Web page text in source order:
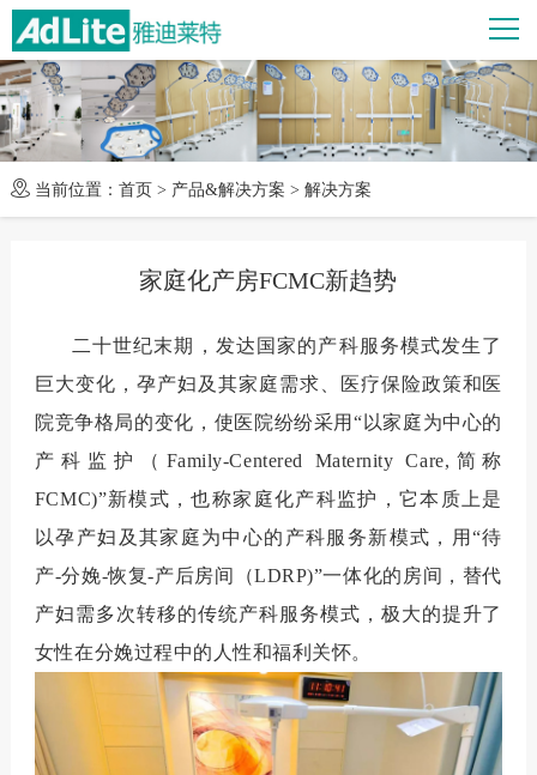
当前位置： 首页 > 产品&解决方案 > 解决方案
家庭化产房FCMC新趋势
二十世纪末期，发达国家的产科服务模式发生了
巨大变化，孕产妇及其家庭需求、医疗保险政策和医
院竞争格局的变化，使医院纷纷采用“以家庭为中心的
产科监护（ Family-Centered Maternity Care, 简称
FCMC)”新模式，也称家庭化产科监护，它本质上是
以孕产妇及其家庭为中心的产科服务新模式，用“待
产-分娩-恢复-产后房间（LDRP)”一体化的房间，替代
产妇需多次转移的传统产科服务模式，极大的提升了
女性在分娩过程中的人性和福利关怀。